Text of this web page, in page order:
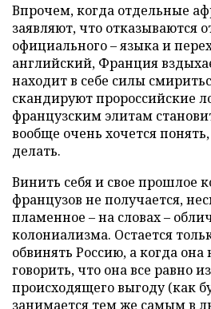
Впрочем, когда отдельные
заявляют, что отказываются
официального – языка и
английский, Франция
находит в себе силы
скандируют пророссийские
французским элитам
вообще очень хочется
делать.
Винить себя и свое прошлое
французов не получается,
пламенное – на словах –
колониализма. Остается
обвинять Россию, а когда
говорить, что она все равно
происходящего выгоду (как
занимается тем же самым в